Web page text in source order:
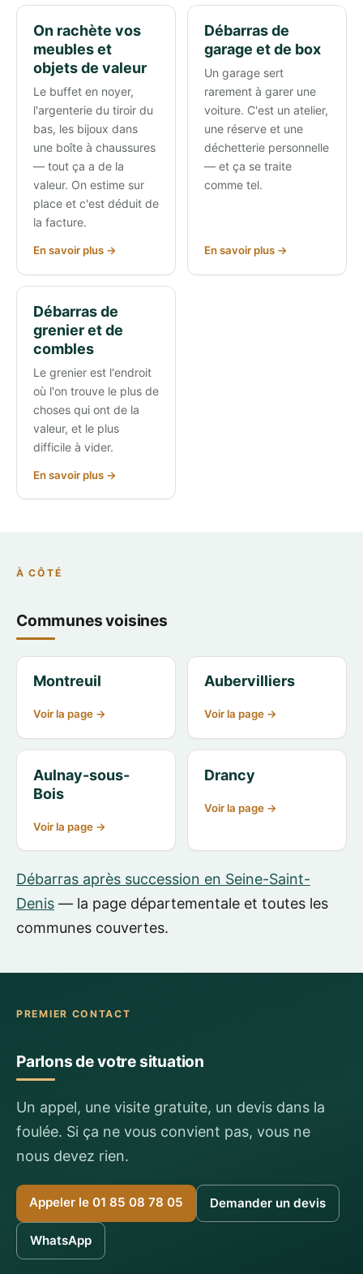
On rachète vos
meubles et
objets de valeur
Le buffet en noyer,
l'argenterie du tiroir du
bas, les bijoux dans
une boîte à chaussures
— tout ça a de la
valeur. On estime sur
place et c'est déduit de
la facture.
En savoir plus →
Débarras de
garage et de box
Un garage sert
rarement à garer une
voiture. C'est un atelier,
une réserve et une
déchetterie personnelle
— et ça se traite
comme tel.
En savoir plus →
Débarras de
grenier et de
combles
Le grenier est l'endroit
où l'on trouve le plus de
choses qui ont de la
valeur, et le plus
difficile à vider.
En savoir plus →
À CÔTÉ
Communes voisines
Montreuil
Voir la page →
Aubervilliers
Voir la page →
Aulnay-sous-
Bois
Voir la page →
Drancy
Voir la page →
Débarras après succession en Seine-Saint-
Denis — la page départementale et toutes les
communes couvertes.
PREMIER CONTACT
Parlons de votre situation
Un appel, une visite gratuite, un devis dans la
foulée. Si ça ne vous convient pas, vous ne
nous devez rien.
Appeler le 01 85 08 78 05 Demander un devis
WhatsApp